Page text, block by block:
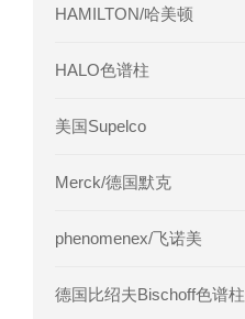
HAMILTON/哈美顿
HALO色谱柱
美国Supelco
Merck/德国默克
phenomenex/飞诺美
德国比绍夫Bischoff色谱柱